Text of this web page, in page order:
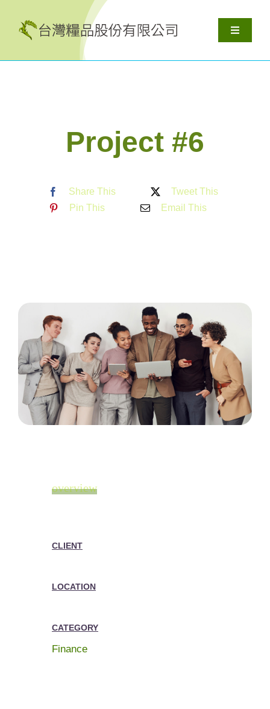
content
Toggle
關於我們
Project #6
Share This
Tweet This
Pin This
Email This
overview
CLIENT
LOCATION
CATEGORY
Finance